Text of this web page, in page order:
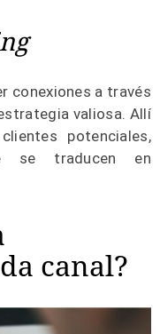
conexiones a través
valiosa. Allí
potenciales,
se traducen en
canal?